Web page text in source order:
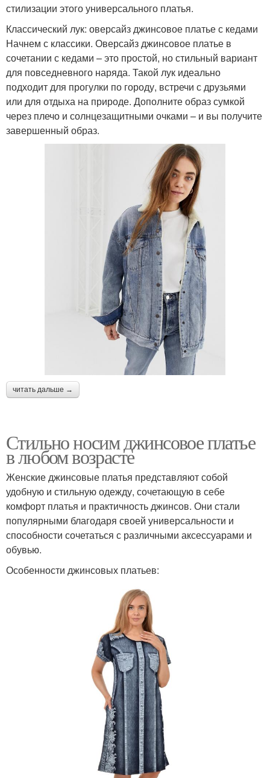
стилизации этого универсального платья.
Классический лук: оверсайз джинсовое платье с кедами
Начнем с классики. Оверсайз джинсовое платье в
сочетании с кедами – это простой, но стильный вариант
для повседневного наряда. Такой лук идеально
подходит для прогулки по городу, встречи с друзьями
или для отдыха на природе. Дополните образ сумкой
через плечо и солнцезащитными очками – и вы получите
завершенный образ.
читать дальше →
Стильно носим джинсовое платье
в любом возрасте
Женские джинсовые платья представляют собой
удобную и стильную одежду, сочетающую в себе
комфорт платья и практичность джинсов. Они стали
популярными благодаря своей универсальности и
способности сочетаться с различными аксессуарами и
обувью.
Особенности джинсовых платьев: